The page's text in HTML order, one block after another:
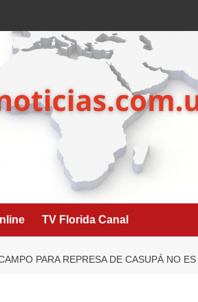
TV Florida Canal
PARA REPRESA DE CASUPÁ NO ES